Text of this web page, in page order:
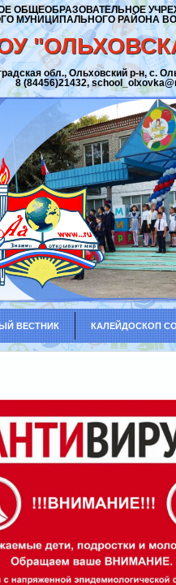
обл., Ольховский р-н, с.
8 (84456)21432,
ОБЩЕОБРАЗОВАТЕЛЬНОЕ
МУНИЦИПАЛЬНОГО РАЙОНА
ВЕСТНИК КАЛЕЙДОСКОП